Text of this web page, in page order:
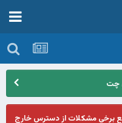
چت
برخی مشکلات از دسترس خارج